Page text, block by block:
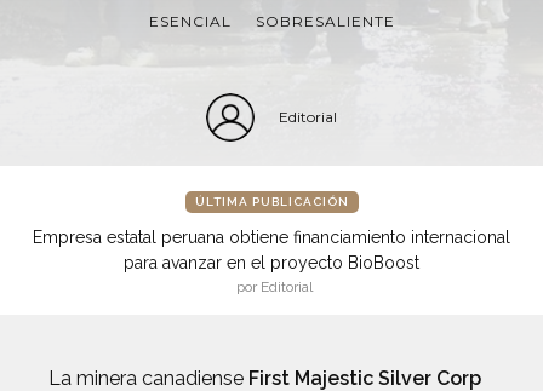
ESENCIAL SOBRESALIENTE
Editorial
ÚLTIMA PUBLICACIÓN
Empresa estatal peruana obtiene financiamiento internacional
para avanzar en el proyecto BioBoost
por Editorial
La minera canadiense First Majestic Silver Corp